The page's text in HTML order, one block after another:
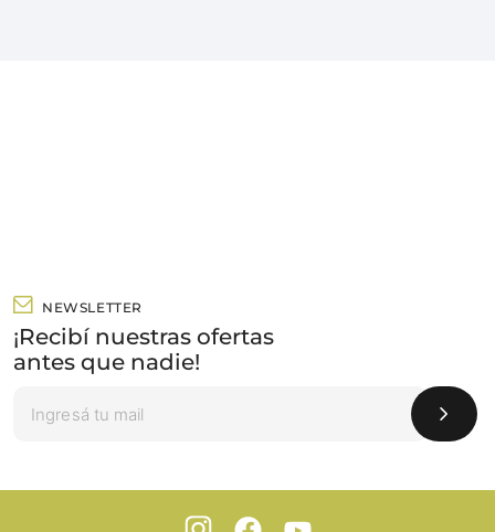
NEWSLETTER
¡Recibí nuestras ofertas
antes que nadie!